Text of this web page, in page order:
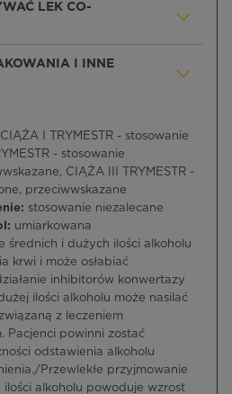
LEK CO-
I INNE
CIĄŻA I TRYMESTR - stosowanie
- stosowanie
CIĄŻA III TRYMESTR -
przeciwwskazane
stosowanie niezalecane
umiarkowana
średnich i dużych ilości alkoholu
krwi i może osłabiać
inhibitorów konwertazy
ilości alkoholu może nasilać
z leczeniem
Pacjenci powinni zostać
odstawienia alkoholu
Przewlekłe przyjmowanie
alkoholu powoduje wzrost